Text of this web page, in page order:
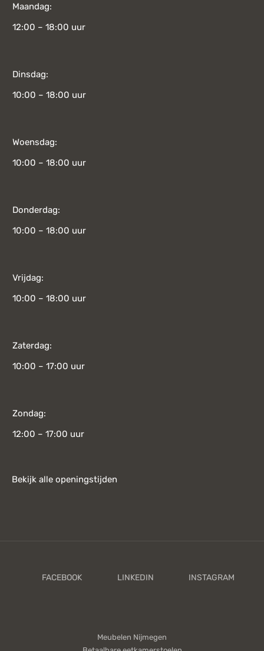
Maandag:
12:00 – 18:00 uur
Dinsdag:
10:00 – 18:00 uur
Woensdag:
10:00 – 18:00 uur
Donderdag:
10:00 – 18:00 uur
Vrijdag:
10:00 – 18:00 uur
Zaterdag:
10:00 – 17:00 uur
Zondag:
12:00 – 17:00 uur
Bekijk alle openingstijden
Meubelen Nijmegen